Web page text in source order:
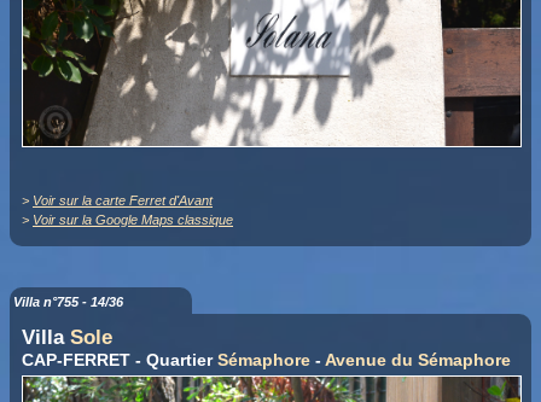
> Voir sur la carte Ferret d'Avant
> Voir sur la Google Maps classique
Villa n°755 - 14/36
Villa Sole
CAP-FERRET - QuartierSémaphore - Avenue du Sémaphore